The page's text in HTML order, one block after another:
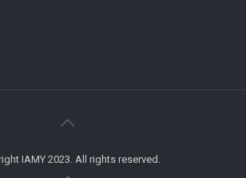
IAMY 2023. All rights reserved.